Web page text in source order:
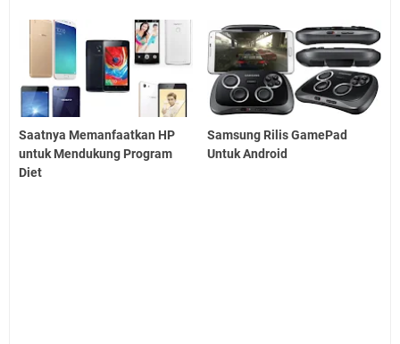
Saatnya Memanfaatkan HP
untuk Mendukung Program
Diet
Samsung Rilis GamePad
Untuk Android